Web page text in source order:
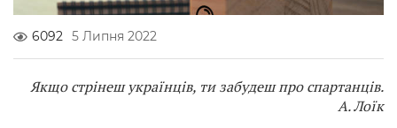
6092 5 Липня 2022
Якщо стрінеш українців, ти забудеш про спартанців.
А. Лоїк